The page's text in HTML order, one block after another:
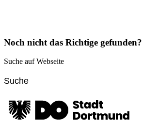
Noch nicht das Richtige gefunden?
Suche auf Webseite